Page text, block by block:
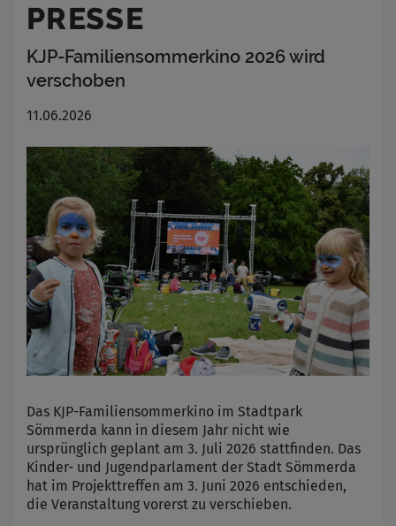
PRESSE
KJP-Familiensommerkino 2026 wird
verschoben
11.06.2026
Das KJP-Familiensommerkino im Stadtpark
Sömmerda kann in diesem Jahr nicht wie
ursprünglich geplant am 3. Juli 2026 stattfinden. Das
Kinder- und Jugendparlament der Stadt Sömmerda
hat im Projekttreffen am 3. Juni 2026 entschieden,
die Veranstaltung vorerst zu verschieben.